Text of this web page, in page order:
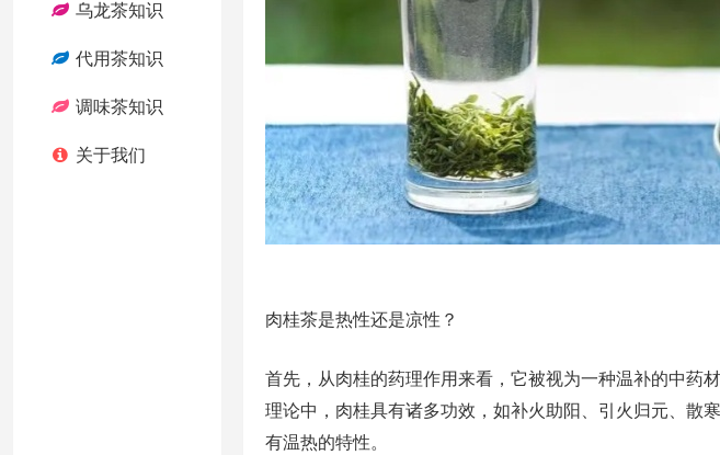
乌龙茶知识
代用茶知识
调味茶知识
关于我们
肉桂茶是热性还是凉性？
首先，从肉桂的药理作用来看，它被视为一种温补的中药
理论中，肉桂具有诸多功效，如补火助阳、引火归元、散
有温热的特性。